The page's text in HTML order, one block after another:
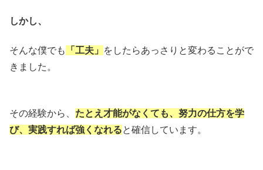
しかし、
そんな僕でも 「工夫」
をしたらあっさりと変わることがで
きました。
その経験から、 たとえ才能がなくても、努力の仕方を学
び、実践すれば強くなれると確信しています。